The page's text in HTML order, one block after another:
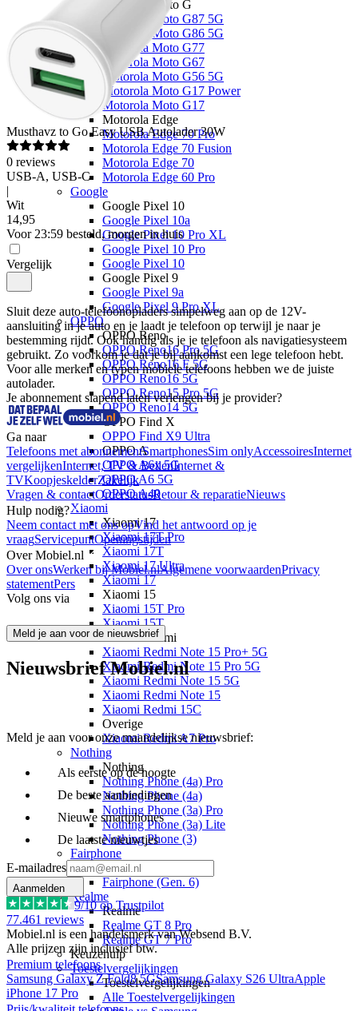
Motorola Moto G
Motorola Moto G87 5G
Motorola Moto G86 5G
Motorola Moto G77
Motorola Moto G67
Motorola Moto G56 5G
Motorola Moto G17 Power
Motorola Moto G17
Motorola Edge
Motorola Edge 70 Pro
Motorola Edge 70 Fusion
Motorola Edge 70
Motorola Edge 60 Pro
Google
Google Pixel 10
Google Pixel 10a
Google Pixel 10 Pro XL
Google Pixel 10 Pro
Google Pixel 10
Google Pixel 9
Google Pixel 9a
Google Pixel 9 Pro XL
OPPO
OPPO Reno
OPPO Reno16 Pro 5G
OPPO Reno16 F 5G
OPPO Reno16 5G
OPPO Reno15 Pro 5G
OPPO Reno14 5G
OPPO Find X
OPPO Find X9 Ultra
OPPO A
OPPO A6x 5G
OPPO A6 5G
OPPO A40
Xiaomi
Xiaomi 17
Xiaomi 17T Pro
Xiaomi 17T
Xiaomi 17 Ultra
Xiaomi 17
Xiaomi 15
Xiaomi 15T Pro
Xiaomi 15T
Xiaomi Redmi
Xiaomi Redmi Note 15 Pro+ 5G
Xiaomi Redmi Note 15 Pro 5G
Xiaomi Redmi Note 15 5G
Xiaomi Redmi Note 15
Xiaomi Redmi 15C
Overige
Xiaomi Redmi A7 Pro
Nothing
Nothing
Nothing Phone (4a) Pro
Nothing Phone (4a)
Nothing Phone (3a) Pro
Nothing Phone (3a) Lite
Nothing Phone (3)
Fairphone
Fairphone
Fairphone (Gen. 6)
Realme
Realme
Realme GT 8 Pro
Realme GT 7 Pro
Keuzehulp
Toestelvergelijkingen
Toestelvergelijkingen
Alle Toestelvergelijkingen
Musthavz to Go Easy USB Autolader 30W
0 reviews
USB-A, USB-C
|
Wit
14,95
Voor 23:59 besteld, morgen in huis
Vergelijk
Sluit deze auto-telefoonopladers simpelweg aan op de 12V-
aansluiting in je auto en je laadt je telefoon op terwijl je naar je
bestemming rijdt. Ook handig als je je telefoon als navigatiesysteem
gebruikt. Zo voorkom je dat je bij aankomst een lege telefoon hebt.
Voor alle merken en typen mobiele telefoons hebben we de juiste
autolader.
Je abonnement slapend laten verlengen bij je provider?
Ga naar
Telefoons met abonnementSmartphonesSim onlyAccessoiresInternet
vergelijkenInternet, TV & BellenInternet &
TVKoopjeskelderZakelijk
Vragen & contactOrderstatusRetour & reparatieNieuws
Hulp nodig?
Neem contact met ons opVind het antwoord op je
vraagServicepuntOpeningstijden
Over Mobiel.nl
Over onsWerken bij Mobiel.nlAlgemene voorwaardenPrivacy
statementPers
Volg ons via
Meld je aan voor de nieuwsbrief
Nieuwsbrief Mobiel.nl
Meld je aan voor onze maandelijkse nieuwsbrief:
Als eerste op de hoogte
De beste aanbiedingen
Nieuwe smartphones
De laatste nieuwtjes
E-mailadres
Aanmelden
9/10 op Trustpilot
77.461 reviews
Mobiel.nl is een handelsmerk van Websend B.V.
Alle prijzen zijn inclusief btw.
Premium telefoons
Samsung Galaxy Z Fold8 5GSamsung Galaxy S26 UltraApple
iPhone 17 Pro